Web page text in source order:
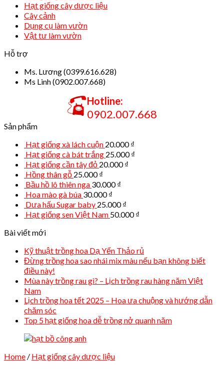
Hạt giống cây dược liệu
Cây cảnh
Dụng cụ làm vườn
Vật tư làm vườn
Hỗ trợ
Ms. Lương (0399.616.628)
Ms Linh (0902.007.668)
Hotline:
0902.007.668
Sản phẩm
Hạt giống xà lách cuộn 20.000₫
Hạt giống cà bát trắng 25.000₫
Hạt giống cần tây đỏ 20.000₫
Hồng thân gỗ 25.000₫
Bầu hồ lô thiên nga 30.000₫
Hoa mào gà búa 30.000₫
Dưa hấu Sugar baby 25.000₫
Hạt giống sen Việt Nam 50.000₫
Bài viết mới
Kỹ thuật trồng hoa Dạ Yến Thảo rủ
Đừng trồng hoa sao nhái mix màu nếu bạn không biết
điều này!
Mùa này trồng rau gì? – Lịch trồng rau hàng năm Việt
Nam
Lịch trồng hoa tết 2025 – Hoa ưa chuộng và hướng dẫn
chăm sóc
Top 5 hạt giống hoa dễ trồng nở quanh năm
Home / Hạt giống cây dược liệu